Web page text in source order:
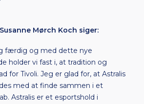
Mørch Koch siger:
færdig og med dette nye
holder vi fast i, at tradition og
for Tivoli. Jeg er glad for, at Astralis
med at finde sammen i et
Astralis er et esportshold i